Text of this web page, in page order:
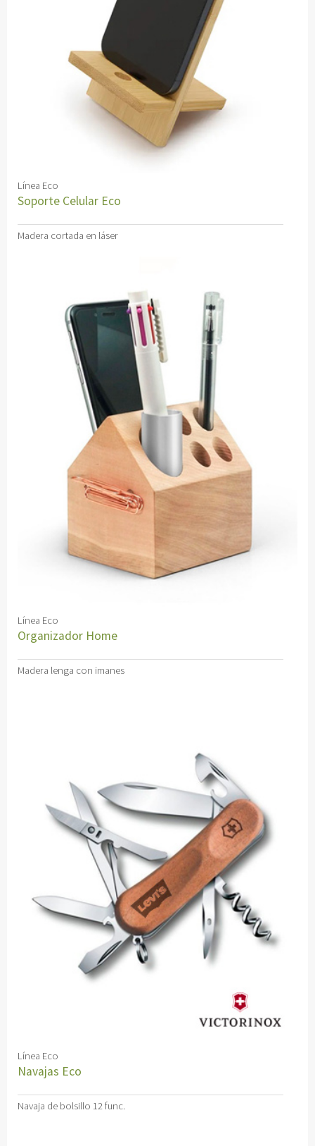
Línea Eco
Soporte Celular Eco
Madera cortada en láser
Línea Eco
Organizador Home
Madera lenga con imanes
Línea Eco
Navajas Eco
Navaja de bolsillo 12 func.